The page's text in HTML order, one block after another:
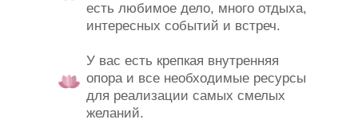
есть любимое дело, много отдыха,
интересных событий и встреч.
У вас есть крепкая внутренняя
опора и все необходимые ресурсы
для реализации самых смелых
желаний.